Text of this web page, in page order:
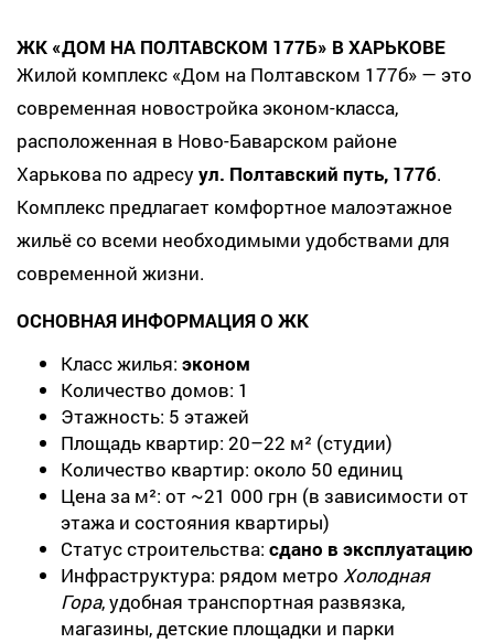
ЖК «ДОМ НА ПОЛТАВСКОМ 177Б» В ХАРЬКОВЕ
Жилой комплекс «Дом на Полтавском 177б» — это
современная новостройка эконом-класса,
расположенная в Ново-Баварском районе
Харькова по адресуул. Полтавский путь, 177б.
Комплекс предлагает комфортное малоэтажное
жильё со всеми необходимыми удобствами для
современной жизни.
ОСНОВНАЯ ИНФОРМАЦИЯ О ЖК
Класс жилья: эконом
Количество домов: 1
Этажность: 5 этажей
Площадь квартир: 20–22 м² (студии)
Количество квартир: около 50 единиц
Цена за м²: от ~21 000 грн (в зависимости от
этажа и состояния квартиры)
Статус строительства: сдано в эксплуатацию
Инфраструктура: рядом метро Холодная
Гора, удобная транспортная развязка,
магазины, детские площадки и парки